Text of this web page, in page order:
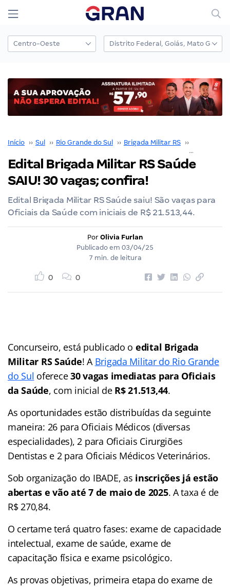
Início ›› Sul ›› Rio Grande do Sul ›› Brigada Militar RS ››
Edital Brigada Militar RS Saúde
SAIU! 30 vagas; confira!
Edital Brigada Militar RS Saúde saiu! São vagas para
Oficiais da Saúde com iniciais de R$ 21.513,44.
Por Olivia Furlan
Publicado em 03/04/25
7 min. de leitura
0 0
Concurseiro, está publicado o edital Brigada
Militar RS Saúde! A Brigada Militar do Rio Grande
do Sul oferece30 vagas imediatas para Oficiais
da Saúde, com inicial de R$ 21.513,44.
As oportunidades estão distribuídas da seguinte
maneira: 26 para Oficiais Médicos (diversas
especialidades), 2 para Oficiais Cirurgiões
Dentistas e 2 para Oficiais Médicos Veterinários.
Sob organização do IBADE, as inscrições já estão
abertas e vão até 7 de maio de 2025. A taxa é de
R$ 270,84.
O certame terá quatro fases: exame de capacidade
intelectual, exame de saúde, exame de
capacitação física e exame psicológico.
As provas objetivas, primeira etapa do exame de